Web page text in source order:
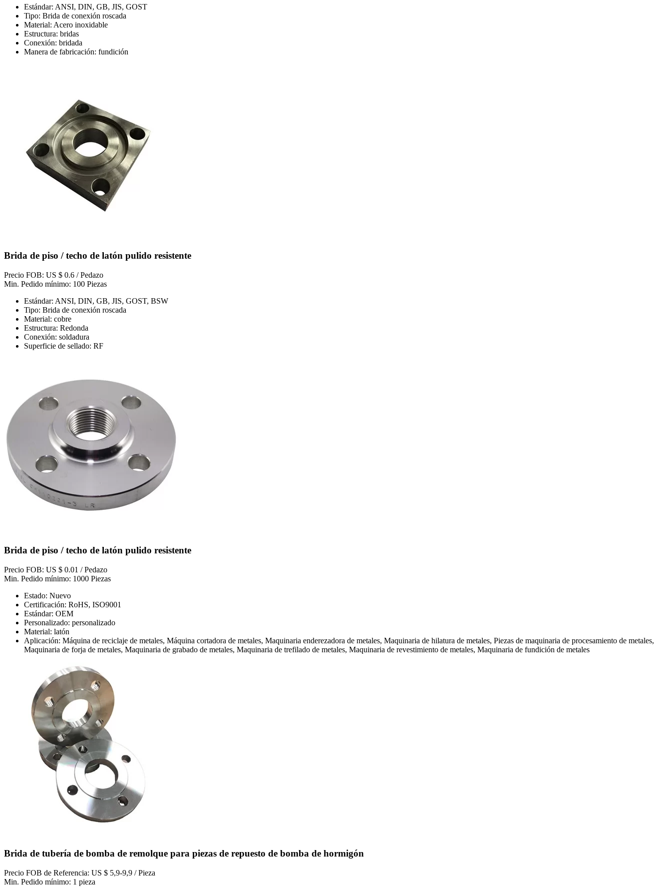
Estándar: ANSI, DIN, GB, JIS, GOST
Tipo: Brida de conexión roscada
Material: Acero inoxidable
Estructura: bridas
Conexión: bridada
Manera de fabricación: fundición
Brida de piso / techo de latón pulido resistente
Precio FOB: US $ 0.6 / Pedazo
Min. Pedido mínimo: 100 Piezas
Estándar: ANSI, DIN, GB, JIS, GOST, BSW
Tipo: Brida de conexión roscada
Material: cobre
Estructura: Redonda
Conexión: soldadura
Superficie de sellado: RF
Brida de piso / techo de latón pulido resistente
Precio FOB: US $ 0.01 / Pedazo
Min. Pedido mínimo: 1000 Piezas
Estado: Nuevo
Certificación: RoHS, ISO9001
Estándar: OEM
Personalizado: personalizado
Material: latón
Aplicación: Máquina de reciclaje de metales, Máquina cortadora de metales, Maquinaria enderezadora de metales, Maquinaria de hilatura de metales, Piezas de maquinaria de procesamiento de metales,
Maquinaria de forja de metales, Maquinaria de grabado de metales, Maquinaria de trefilado de metales, Maquinaria de revestimiento de metales, Maquinaria de fundición de metales
Brida de tubería de bomba de remolque para piezas de repuesto de bomba de hormigón
Precio FOB de Referencia: US $ 5,9-9,9 / Pieza
Min. Pedido mínimo: 1 pieza